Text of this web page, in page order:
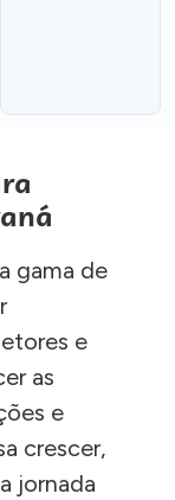
gama de
e
as
e
crescer,
jornada